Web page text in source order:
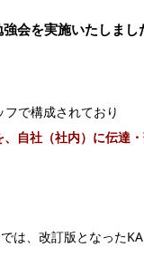
会を実施いたしまし
で構成されており
自社（社内）に伝達・
は、改訂版となった